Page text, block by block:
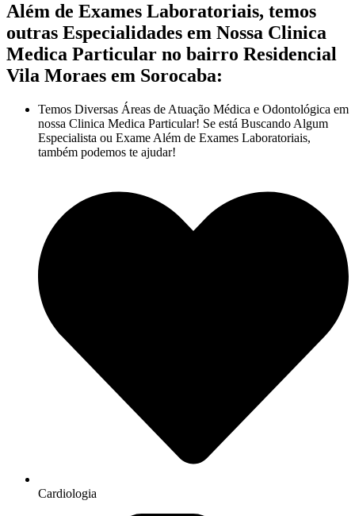
Além de Exames Laboratoriais, temos
outras Especialidades em Nossa Clinica
Medica Particular no bairro Residencial
Vila Moraes em Sorocaba:
Temos Diversas Áreas de Atuação Médica e Odontológica em
nossa Clinica Medica Particular! Se está Buscando Algum
Especialista ou Exame Além de Exames Laboratoriais,
também podemos te ajudar!
Cardiologia